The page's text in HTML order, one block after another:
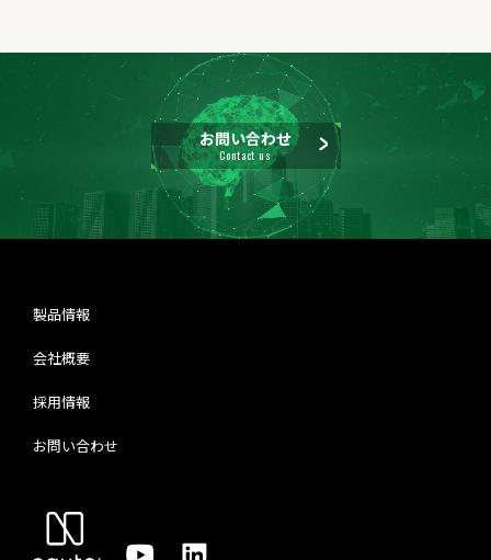
お問い合わせ
Contact us
製品情報
会社概要
採用情報
お問い合わせ